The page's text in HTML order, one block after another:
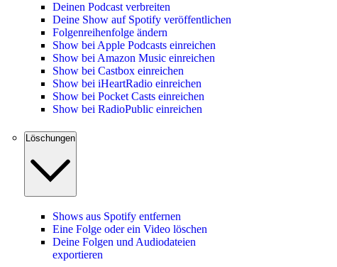
Deinen Podcast verbreiten
Deine Show auf Spotify veröffentlichen
Folgenreihenfolge ändern
Show bei Apple Podcasts einreichen
Show bei Amazon Music einreichen
Show bei Castbox einreichen
Show bei iHeartRadio einreichen
Show bei Pocket Casts einreichen
Show bei RadioPublic einreichen
Löschungen
Shows aus Spotify entfernen
Eine Folge oder ein Video löschen
Deine Folgen und Audiodateien
exportieren